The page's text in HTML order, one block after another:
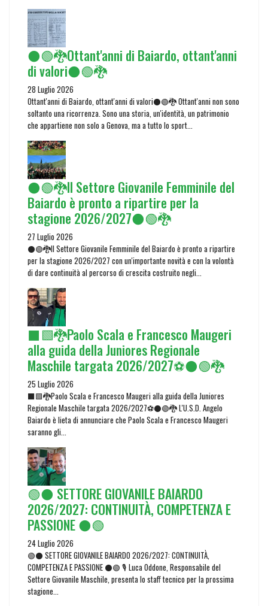
⚫🟢🐉Ottant'anni di Baiardo, ottant'anni
di valori⚫🟢🐉
28 Luglio 2026
Ottant'anni di Baiardo, ottant'anni di valori⚫🟢🐉 Ottant'anni non sono
soltanto una ricorrenza. Sono una storia, un'identità, un patrimonio
che appartiene non solo a Genova, ma a tutto lo sport...
⚫🟢🐉Il Settore Giovanile Femminile del
Baiardo è pronto a ripartire per la
stagione 2026/2027⚫🟢🐉
27 Luglio 2026
⚫🟢🐉Il Settore Giovanile Femminile del Baiardo è pronto a ripartire
per la stagione 2026/2027 con un'importante novità e con la volontà
di dare continuità al percorso di crescita costruito negli...
⬛🟩🐉Paolo Scala e Francesco Maugeri
alla guida della Juniores Regionale
Maschile targata 2026/2027⚽⚫🟢🐉
25 Luglio 2026
⬛🟩🐉Paolo Scala e Francesco Maugeri alla guida della Juniores
Regionale Maschile targata 2026/2027⚽⚫🟢🐉 L'U.S.D. Angelo
Baiardo è lieta di annunciare che Paolo Scala e Francesco Maugeri
saranno gli...
🟢⚫ SETTORE GIOVANILE BAIARDO
2026/2027: CONTINUITÀ, COMPETENZA E
PASSIONE ⚫🟢
24 Luglio 2026
🟢⚫ SETTORE GIOVANILE BAIARDO 2026/2027: CONTINUITÀ,
COMPETENZA E PASSIONE ⚫🟢 🎙️ Luca Oddone, Responsabile del
Settore Giovanile Maschile, presenta lo staff tecnico per la prossima
stagione...